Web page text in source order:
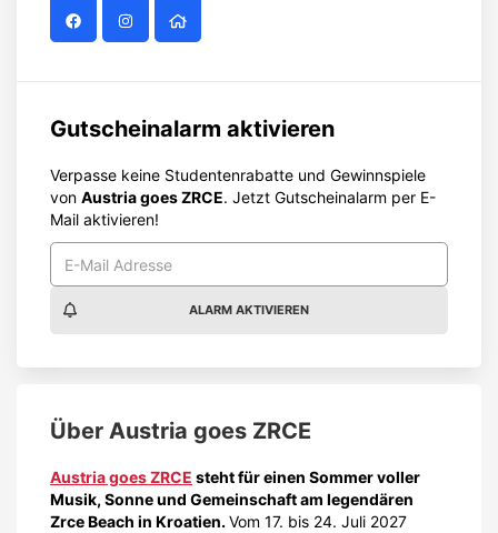
Gutscheinalarm aktivieren
Verpasse keine Studentenrabatte und Gewinnspiele
von Austria goes ZRCE. Jetzt Gutscheinalarm per E-
Mail aktivieren!
ALARM AKTIVIEREN
Über Austria goes ZRCE
Austria goes ZRCE steht für einen Sommer voller
Musik, Sonne und Gemeinschaft am legendären
Zrce Beach in Kroatien.Vom 17. bis 24. Juli 2027